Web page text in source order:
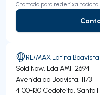
Chamada para rede fixa nacional
RE/MAX Latina Boavista
Sold Now, Lda AMI 12694
Avenida da Boavista, 1173
4100-130 Cedofeita, Santo